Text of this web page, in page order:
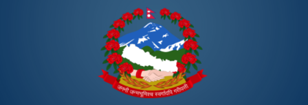
Skip to
main
content